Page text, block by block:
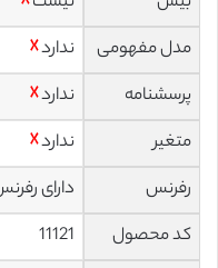
مدل مفهومی
ندارد☓
پرسشنامه
ندارد☓
متغیر
ندارد☓
رفرنس
دارای
کد محصول
11121